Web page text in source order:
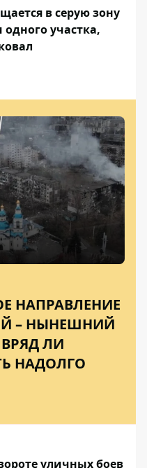
в серую зону
участка,
НАПРАВЛЕНИЕ
– НЫНЕШНИЙ
ЛИ
НАДОЛГО
уличных боев